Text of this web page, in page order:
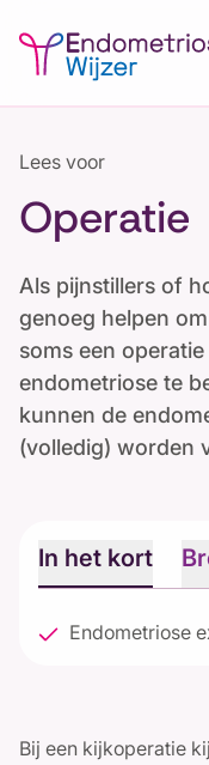
Lees voor
Operatie
Als pijnstillers of
genoeg helpen
soms een
endometriose te
kunnen de
(volledig) worden
In het kort
Endometriose
Bij een kijkoperatie